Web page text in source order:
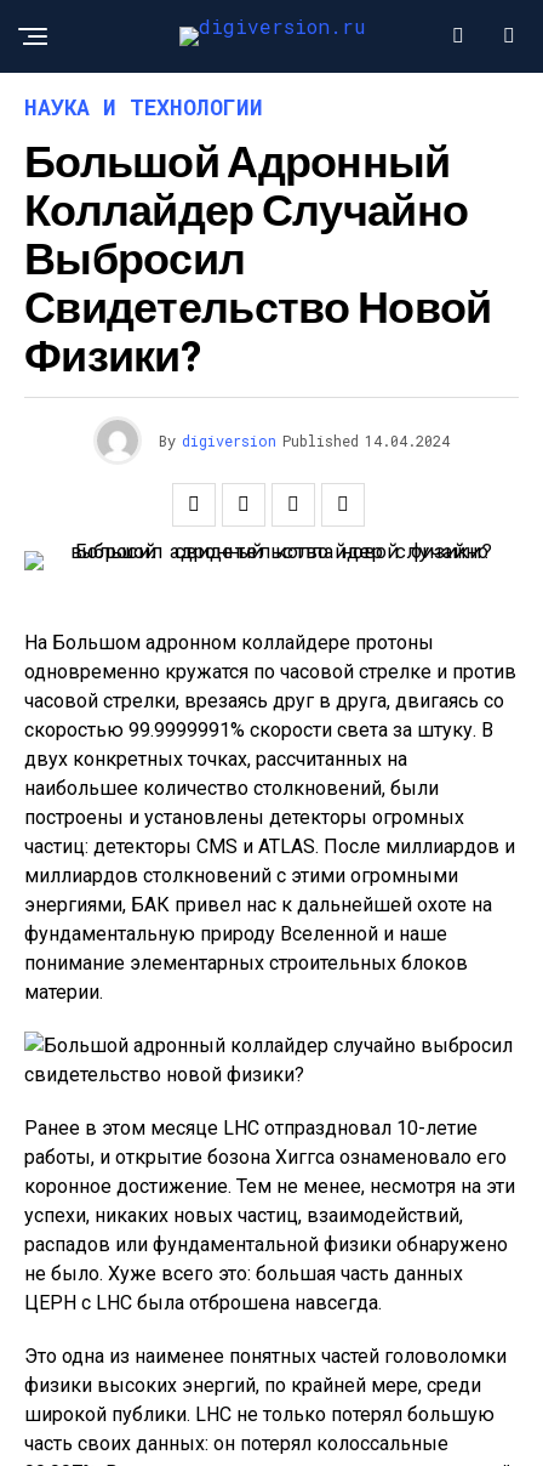
НАУКА И ТЕХНОЛОГИИ
Большой Адронный
Коллайдер Случайно
Выбросил
Свидетельство Новой
Физики?
By digiversion Published 14.04.2024
На Большом адронном коллайдере протоны
одновременно кружатся по часовой стрелке и против
часовой стрелки, врезаясь друг в друга, двигаясь со
скоростью 99.9999991% скорости света за штуку. В
двух конкретных точках, рассчитанных на
наибольшее количество столкновений, были
построены и установлены детекторы огромных
частиц: детекторы CMS и ATLAS. После миллиардов и
миллиардов столкновений с этими огромными
энергиями, БАК привел нас к дальнейшей охоте на
фундаментальную природу Вселенной и наше
понимание элементарных строительных блоков
материи.
Ранее в этом месяце LHC отпраздновал 10-летие
работы, и открытие бозона Хиггса ознаменовало его
коронное достижение. Тем не менее, несмотря на эти
успехи, никаких новых частиц, взаимодействий,
распадов или фундаментальной физики обнаружено
не было. Хуже всего это: большая часть данных
ЦЕРН с LHC была отброшена навсегда.
Это одна из наименее понятных частей головоломки
физики высоких энергий, по крайней мере, среди
широкой публики. LHC не только потерял большую
часть своих данных: он потерял колоссальные